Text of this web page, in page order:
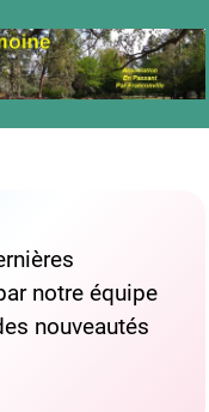
notre équipe
nouveautés